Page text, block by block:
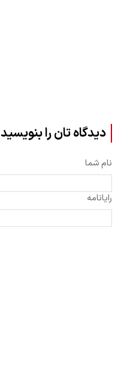
دیدگاه تان را بنویسید
نام شما
رایانامه